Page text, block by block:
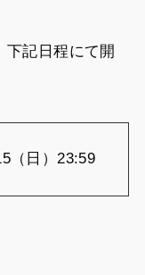
下記日程にて開
（日）23:59